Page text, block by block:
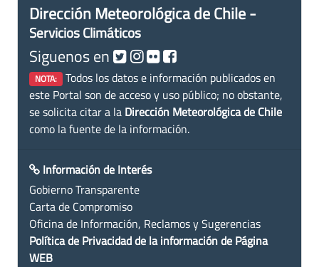
Dirección Meteorológica de Chile -
Servicios Climáticos
Siguenos en
NOTA: Todos los datos e información publicados en
este Portal son de acceso y uso público; no obstante,
se solicita citar a la Dirección Meteorológica de Chile
como la fuente de la información.
Información de Interés
Gobierno Transparente
Carta de Compromiso
Oficina de Información, Reclamos y Sugerencias
Política de Privacidad de la información de Página
WEB